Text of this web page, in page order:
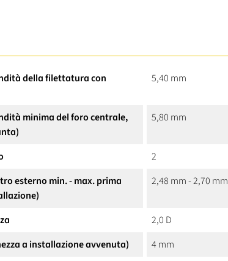
della filettatura con
5,40 mm
minima del foro centrale,
5,80 mm
2
esterno min. - max. prima
2,48 mm - 2,70 mm
2,0 D
a installazione avvenuta)
4 mm